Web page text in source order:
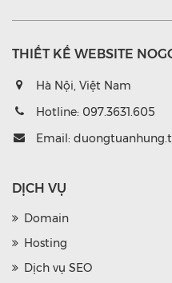
THIẾT KẾ WEBSITE
Hà Nội, Việt Nam
Hotline: 097.3631.605
Email:
DỊCH VỤ
Domain
Hosting
Dịch vụ SEO